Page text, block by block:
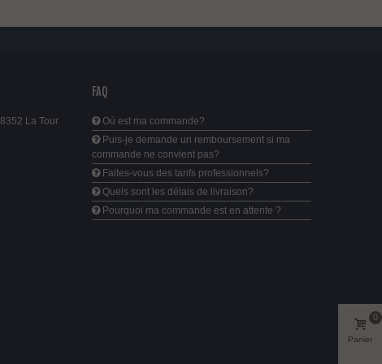
La Tour
FAQ
Où est ma commande?
Puis-je demande un remboursement si ma
commande ne convient pas?
Faites-vous des tarifs professionnels?
Quels sont les délais de livraison?
Pourquoi ma commande est en attente ?
Panier
0